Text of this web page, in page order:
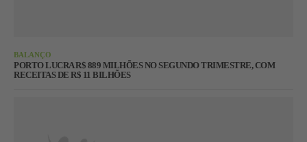
BALANÇO
PORTO LUCRA R$ 889 MILHÕES NO SEGUNDO TRIMESTRE, COM
RECEITAS DE R$ 11 BILHÕES